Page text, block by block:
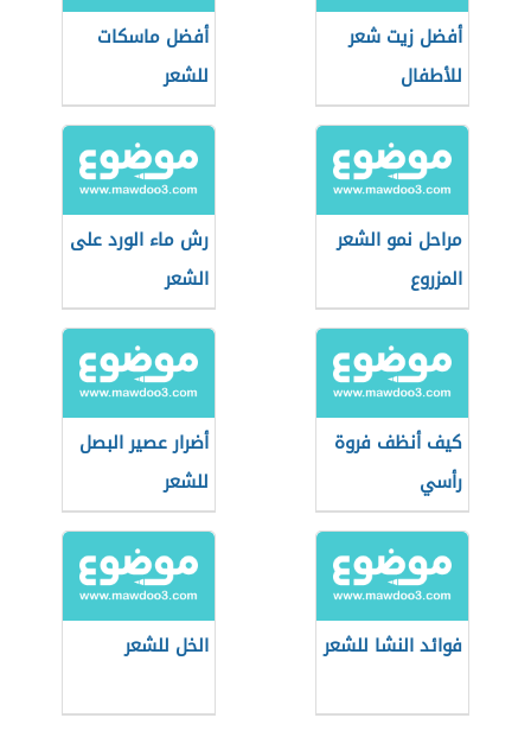
أفضل زيت شعر
للأطفال
أفضل ماسكات
للشعر
مراحل نمو الشعر
المزروع
رش ماء الورد على
الشعر
كيف أنظف فروة
رأسي
أضرار عصير البصل
للشعر
فوائد النشا للشعر الخل للشعر